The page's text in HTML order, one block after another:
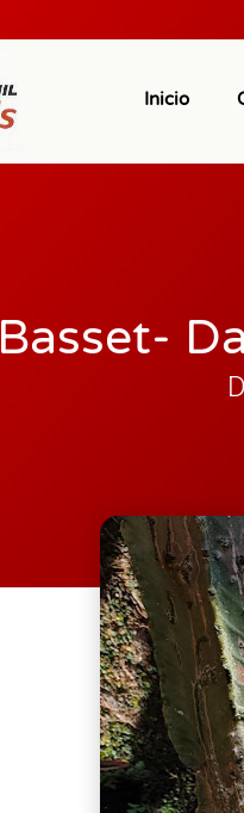
Inicio
Basset-